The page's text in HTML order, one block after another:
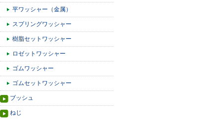
平ワッシャー（金属）
スプリングワッシャー
樹脂セットワッシャー
ロゼットワッシャー
ゴムワッシャー
ゴムセットワッシャー
ブッシュ
ねじ